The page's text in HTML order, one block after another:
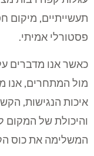
תעשייתיים, מיקום
פסטורלי אמיתי.
כאשר אנו מדברים
מול המתחרים, אנו
איכות הנגישות,
והיכולת של
המשלימה את כוס